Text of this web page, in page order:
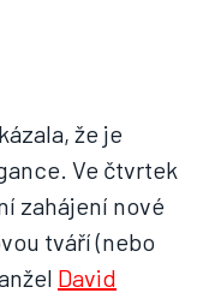
že je
Ve čtvrtek
zahájení nové
tváří (nebo
David